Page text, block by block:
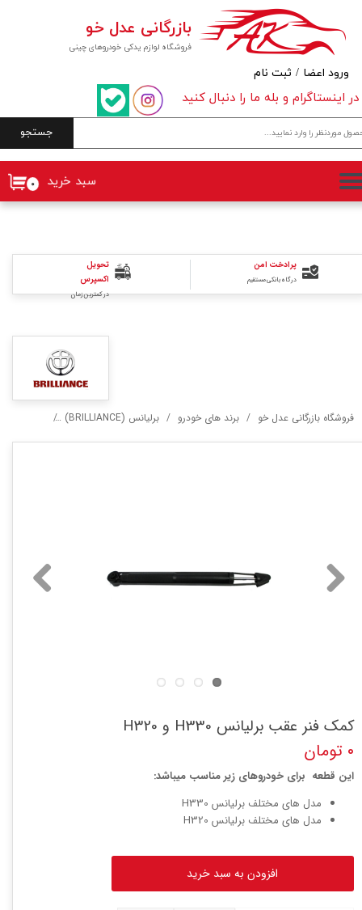
فروشگاه لوازم یدکی خودروهای چینی
بازرگانی عدل خو
جستجو
۰ سبد خرید
در اینستاگرام و بله ما را دنبال کنید
ورود اعضا / ثبت نام
حساب کاربری من
تغییر گذر واژه
سفارشات
خروج از حساب کاربری
فروشگاه بازرگانی عدل خو برند های خودرو برلیانس (BRILLIANCE)
کمک فنر عقب برلیانس H330 و H320
۰ تومان
این قطعه برای خودروهای زیر مناسب میباشد:
مدل های مختلف برلیانس H330
مدل های مختلف برلیانس H320
افزودن به سبد خرید
تحویل
اکسپرس
در کمترین زمان
پرادخت امن
درگاه بانکی مستقیم